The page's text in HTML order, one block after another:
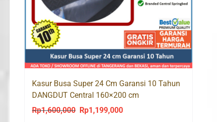
Kasur Busa Super 24 Cm Garansi 10 Tahun
DANGDUT Central 160×200 cm
Rp1,600,000
Original
Rp1,199,000Current